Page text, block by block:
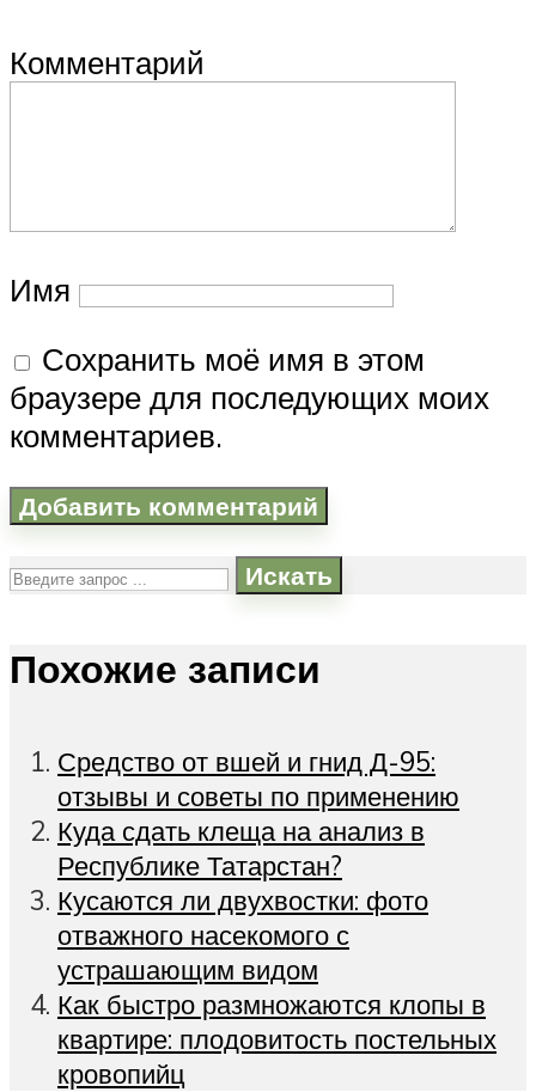
Комментарий
Имя
Сохранить моё имя в этом
браузере для последующих моих
комментариев.
Искать
Похожие записи
Средство от вшей и гнид Д-95:
отзывы и советы по применению
Куда сдать клеща на анализ в
Республике Татарстан?
Кусаются ли двухвостки: фото
отважного насекомого с
устрашающим видом
Как быстро размножаются клопы в
квартире: плодовитость постельных
кровопийц